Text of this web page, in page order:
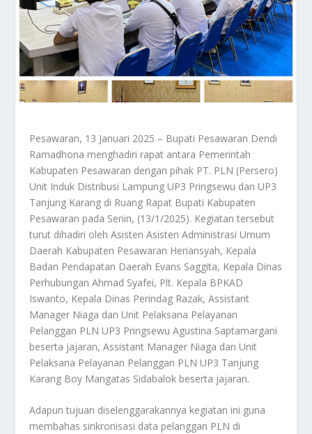
Pesawaran, 13 Januari 2025 – Bupati Pesawaran Dendi
Ramadhona menghadiri rapat antara Pemerintah
Kabupaten Pesawaran dengan pihak PT. PLN (Persero)
Unit Induk Distribusi Lampung UP3 Pringsewu dan UP3
Tanjung Karang di Ruang Rapat Bupati Kabupaten
Pesawaran pada Senin, (13/1/2025). Kegiatan tersebut
turut dihadiri oleh Asisten Asisten Administrasi Umum
Daerah Kabupaten Pesawaran Heriansyah, Kepala
Badan Pendapatan Daerah Evans Saggita, Kepala Dinas
Perhubungan Ahmad Syafei, Plt. Kepala BPKAD
Iswanto, Kepala Dinas Perindag Razak, Assistant
Manager Niaga dan Unit Pelaksana Pelayanan
Pelanggan PLN UP3 Pringsewu Agustina Saptamargani
beserta jajaran, Assistant Manager Niaga dan Unit
Pelaksana Pelayanan Pelanggan PLN UP3 Tanjung
Karang Boy Mangatas Sidabalok beserta jajaran.
Adapun tujuan diselenggarakannya kegiatan ini guna
membahas sinkronisasi data pelanggan PLN di